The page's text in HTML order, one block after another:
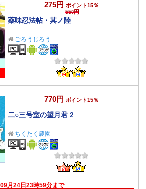
275円 ポイント15％
550円
薬味忍法帖・其ノ陸
ごろうじろう
770円 ポイント15％
二○三号室の望月君 2
ちくたく農園
09月24日23時59分まで